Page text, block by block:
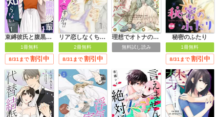
束縛彼氏と腹黒後輩は待てを知らない 【合冊版】
1冊無料
8/31まで 割引中
リア恋しなくちゃダメですか?!
2冊無料
8/31まで 割引中
理想でオトナの恋人
無料試し読み
秘密のふたり
1冊無料
8/31まで 割引中